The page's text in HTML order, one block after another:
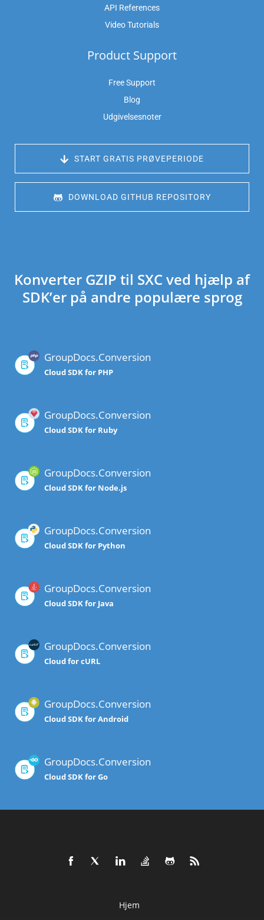
API References
Video Tutorials
Product Support
Free Support
Blog
Udgivelsesnoter
START GRATIS PRØVEPERIODE
DOWNLOAD GITHUB REPOSITORY
Konverter GZIP til SXC ved hjælp af
SDK’er på andre populære sprog
GroupDocs.Conversion
Cloud SDK for PHP
GroupDocs.Conversion
Cloud SDK for Ruby
GroupDocs.Conversion
Cloud SDK for Node.js
GroupDocs.Conversion
Cloud SDK for Python
GroupDocs.Conversion
Cloud SDK for Java
GroupDocs.Conversion
Cloud for cURL
GroupDocs.Conversion
Cloud SDK for Android
GroupDocs.Conversion
Cloud SDK for Go
Hjem